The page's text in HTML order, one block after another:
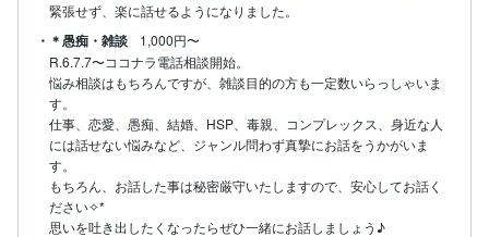
・＊愚痴・雑談
1,000円〜
R.6.7.7〜ココナラ電話相談開始。
悩み相談はもちろんですが、雑談目的の方も一定数いらっしゃいま
す。
仕事、恋愛、愚痴、結婚、HSP、毒親、コンプレックス、身近な人
には話せない悩みなど、ジャンル問わず真摯にお話をうかがいま
す。
もちろん、お話した事は秘密厳守いたしますので、安心してお話く
ださい✧*
思いを吐き出したくなったらぜひ一緒にお話しましょう♪